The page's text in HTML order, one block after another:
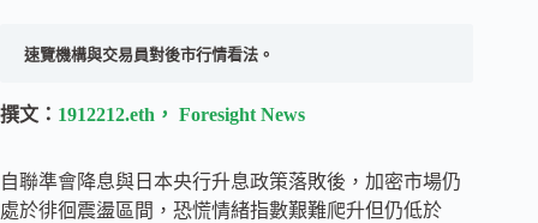
速覽機構與交易員對後市行情看法。
撰文： 1912212.eth， Foresight News
自聯準會降息與日本央行升息政策落敗後，加密市場仍
處於徘徊震盪區間，恐慌情緒指數艱難爬升但仍低於